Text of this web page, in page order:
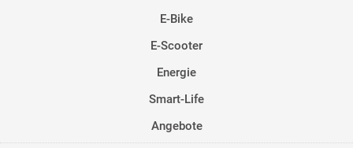
E-Bike
E-Scooter
Energie
Smart-Life
Angebote